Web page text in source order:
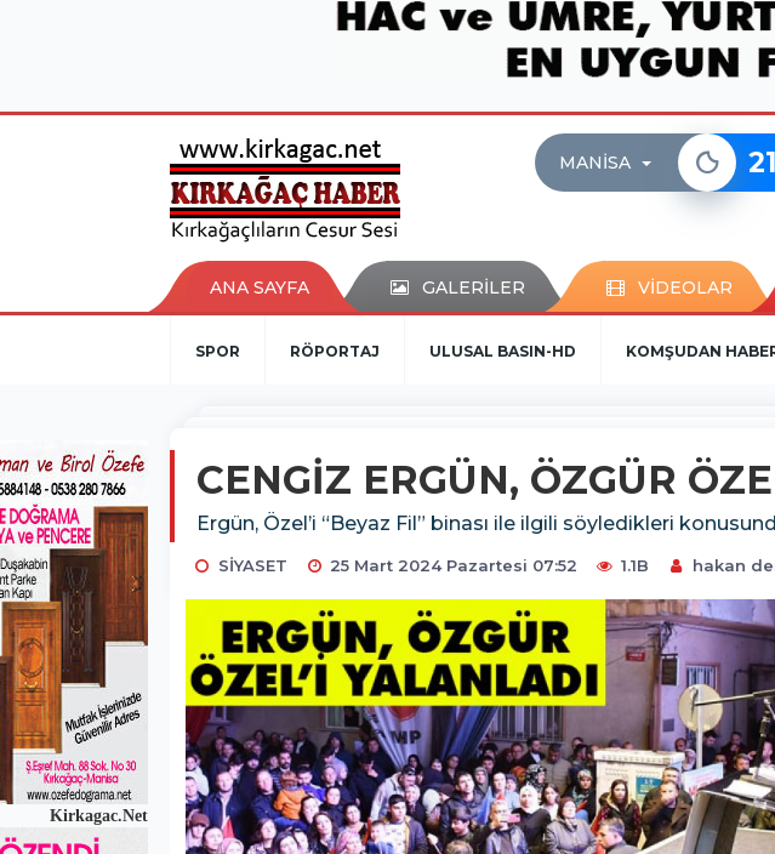
MANISA 21
ANA SAYFA GALERİLER VİDEOLAR
SPOR RÖPORTAJ ULUSAL BASIN-HD KOMŞUDAN
CENGİZ ERGÜN, ÖZGÜR
Ergün, Özel’i “Beyaz Fil” binası ile ilgili söyledikleri
SİYASET 25 Mart 2024 Pazartesi 07:52 1.1B hakan
Kirkagac.Net